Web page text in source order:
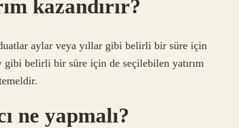
kazandırır?
aylar veya yıllar gibi belirli bir süre için
belirli bir süre için de seçilebilen yatırım
ne yapmalı?